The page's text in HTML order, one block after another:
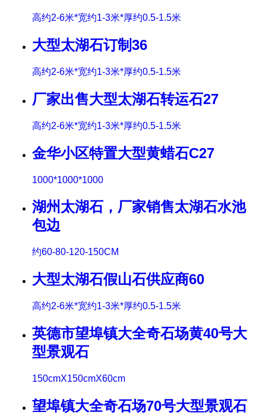
高约2-6米*宽约1-3米*厚约0.5-1.5米
大型太湖石订制36
高约2-6米*宽约1-3米*厚约0.5-1.5米
厂家出售大型太湖石转运石27
高约2-6米*宽约1-3米*厚约0.5-1.5米
金华小区特置大型黄蜡石C27
1000*1000*1000
湖州太湖石，厂家销售太湖石水池
包边
约60-80-120-150CM
大型太湖石假山石供应商60
高约2-6米*宽约1-3米*厚约0.5-1.5米
英德市望埠镇大全奇石场黄40号大
型景观石
150cmX150cmX60cm
望埠镇大全奇石场70号大型景观石